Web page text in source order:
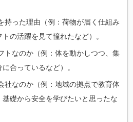
持った理由（例：荷物が届く仕組み
の活躍を見て憧れたなど）。
トなのか（例：体を動かしつつ、集
合っているなど）。
社なのか（例：地域の拠点で教育体
礎から安全を学びたいと思ったな